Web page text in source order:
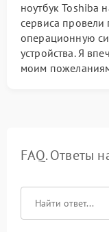
ноутбук Toshiba
сервиса
операционную
устройства. Я
моим
FAQ. Ответы